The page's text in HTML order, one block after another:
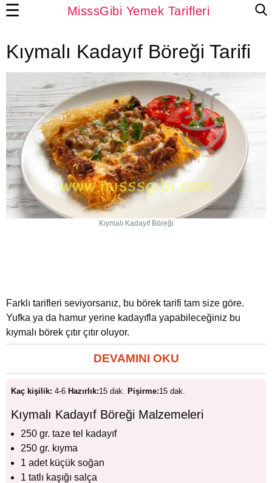
MisssGibi Yemek Tarifleri
☰
Kıymalı Kadayıf Böreği Tarifi
Kıymalı Kadayıf Böreği
Farklı tarifleri seviyorsanız, bu börek tarifi tam size göre.
Yufka ya da hamur yerine kadayıfla yapabileceğiniz bu
kıymalı börek çıtır çıtır oluyor.
DEVAMINI OKU
Kaç kişilik: 4-6 Hazırlık:15 dak. Pişirme:15 dak.
Kıymalı Kadayıf Böreği Malzemeleri
250 gr. taze tel kadayıf
250 gr. kıyma
1 adet küçük soğan
1 tatlı kaşığı salça